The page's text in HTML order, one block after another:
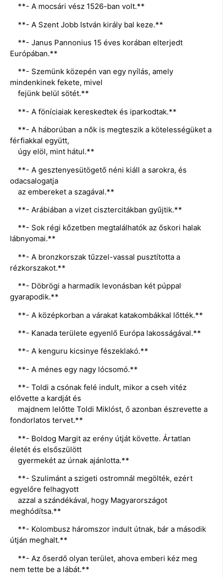
**- A mocsári vész 1526-ban volt.**
**- A Szent Jobb István király bal keze.**
**- Janus Pannonius 15 éves korában elterjedt
Európában.**
**- Szemünk közepén van egy nyílás, amely
mindenkinek fekete, mivel
fejünk belül sötét.**
**- A föníciaiak kereskedtek és iparkodtak.**
**- A háborúban a nők is megteszik a kötelességüket a
férfiakkal együtt,
úgy elöl, mint hátul.**
**- A gesztenyesütögető néni kiáll a sarokra, és
odacsalogatja
az embereket a szagával.**
**- Arábiában a vizet cisztercitákban gyűjtik.**
**- Sok régi kőzetben megtalálhatók az őskori halak
lábnyomai.**
**- A bronzkorszak tűzzel-vassal pusztította a
rézkorszakot.**
**- Döbrögi a harmadik levonásban két púppal
gyarapodik.**
**- A középkorban a várakat katakombákkal lőtték.**
**- Kanada területe egyenlő Európa lakosságával.**
**- A kenguru kicsinye fészeklakó.**
**- A ménes egy nagy lócsomó.**
**- Toldi a csónak felé indult, mikor a cseh vitéz
elővette a kardját és
majdnem lelőtte Toldi Miklóst, ő azonban észrevette a
fondorlatos tervet.**
**- Boldog Margit az erény útját követte. Ártatlan
életét és elsőszülött
gyermekét az úrnak ajánlotta.**
**- Szulimánt a szigeti ostromnál megölték, ezért
egyelőre felhagyott
azzal a szándékával, hogy Magyarországot
meghódítsa.**
**- Kolombusz háromszor indult útnak, bár a második
útján meghalt.**
**- Az őserdő olyan terület, ahova emberi kéz meg
nem tette be a lábát.**